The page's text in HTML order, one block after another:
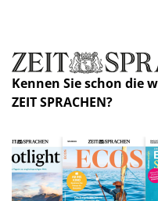
Kennen Sie schon die
ZEIT SPRACHEN?